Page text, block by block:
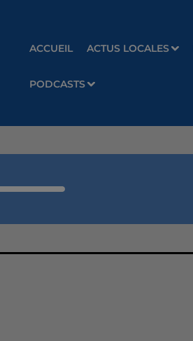
ACCUEIL ACTUS LOCALES
PODCASTS